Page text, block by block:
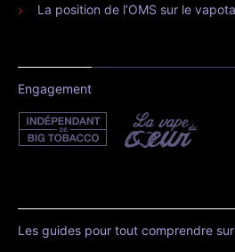
La position de l’OMS sur le
Engagement
Les guides pour tout comprendre